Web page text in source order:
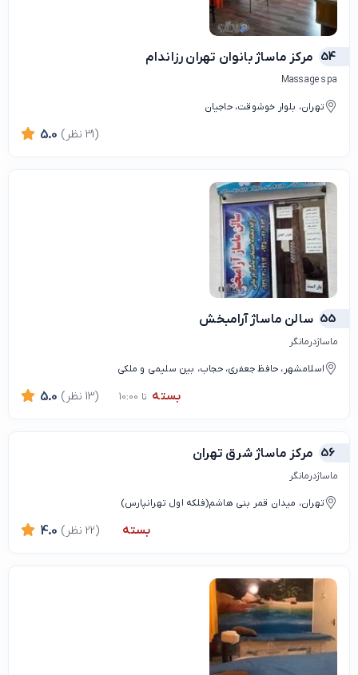
54 مرکز ماساژ بانوان تهران رزاندام
Massage spa
تهران، بلوار خوشوقت، حاجیان
5.0 (31 نظر)
55 سالن ماساژ آرامبخش
ماساژدرمانگر
اسلامشهر، حافظ جعفری، حجاب، بین سلیمی و ملکی
بسته تا 10:00 5.0 (13 نظر)
56 مرکز ماساژ شرق تهران
ماساژدرمانگر
تهران، میدان قمر بنی هاشم(فلکه اول تهرانپارس)
بسته 4.0 (22 نظر)